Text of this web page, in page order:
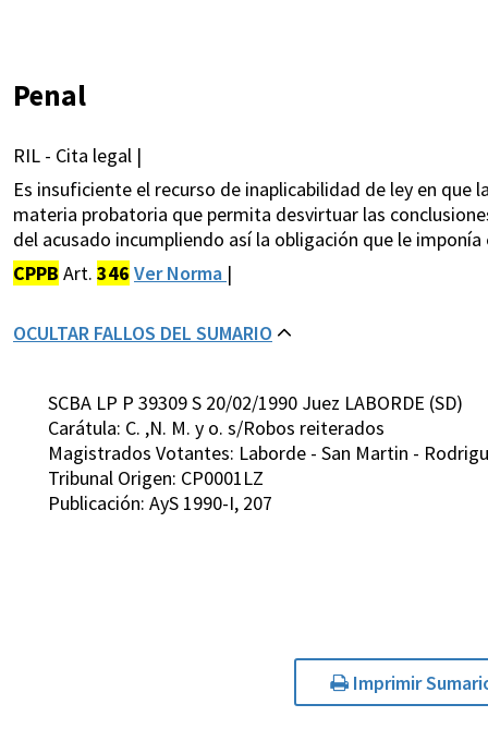
Penal
RIL - Cita legal |
Es insuficiente el recurso de inaplicabilidad de ley en
materia probatoria que permita desvirtuar las
del acusado incumpliendo así la obligación que le
CPPB Art. 346 Ver Norma |
OCULTAR FALLOS DEL SUMARIO
SCBA LP P 39309 S 20/02/1990 Juez LABORDE (SD)
Carátula: C. ,N. M. y o. s/Robos reiterados
Magistrados Votantes: Laborde - San Martin -
Tribunal Origen: CP0001LZ
Publicación: AyS 1990-I, 207
Imprimir